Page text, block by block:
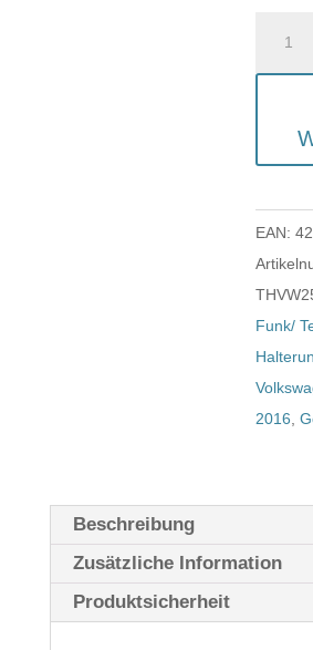
Tiguan
I
Bj.
´07-
´16
|
Golf
Plus
Menge
EAN:
Funk/
2016 ,
Beschreibung
Zusätzliche Information
Produktsicherheit